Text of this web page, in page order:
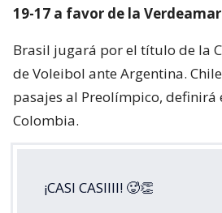
19-17 a favor de la
Brasil jugará por el título de la
de Voleibol ante Argentina.
pasajes al Preolímpico, definirá
Colombia.
¡CASI CASIIII! 🥵👏